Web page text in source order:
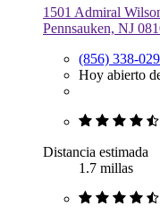
1501 Admiral
Pennsauken, NJ
(856) 338-
Hoy abierto
Distancia estimada
1.7 millas